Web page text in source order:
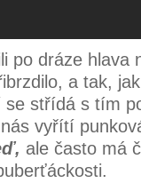
po dráze hlava
a tak,
se střídá s tím
vyřítí
ale často má